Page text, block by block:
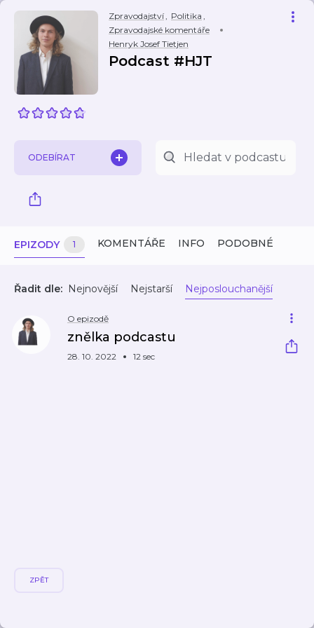
Zpravodajství, Politika ,
Zpravodajské komentáře
Henryk Josef Tietjen
Podcast #HJT
ODEBÍRAT
EPIZODY 1 KOMENTÁŘE INFO PODOBNÉ
Řadit dle: Nejnovější Nejstarší Nejposlouchanější
O epizodě
znělka podcastu
28. 10. 2022 12 sec
ZPĚT